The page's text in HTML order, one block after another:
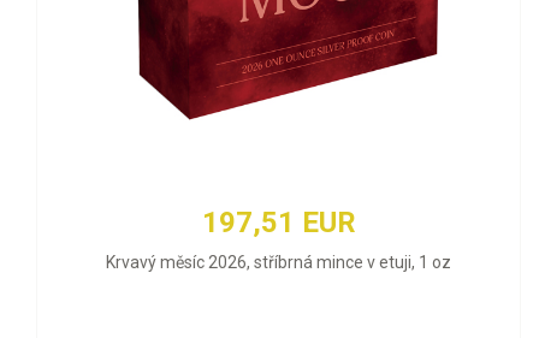
197,51 EUR
Krvavý měsíc 2026, stříbrná mince v etuji, 1 oz